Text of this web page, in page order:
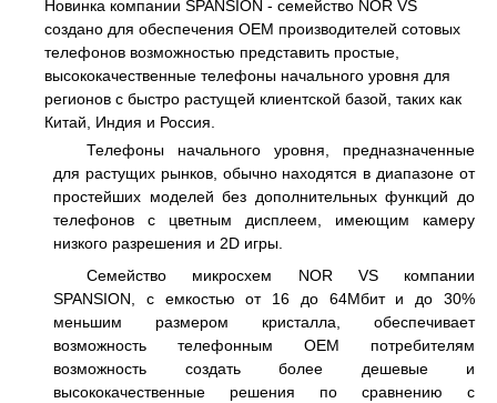
Новинка компании SPANSION - семейство NOR VS
создано для обеспечения OEM производителей сотовых
телефонов возможностью представить простые,
высококачественные телефоны начального уровня для
регионов с быстро растущей клиентской базой, таких как
Китай, Индия и Россия.
Телефоны начального уровня, предназначенные
для растущих рынков, обычно находятся в диапазоне от
простейших моделей без дополнительных функций до
телефонов с цветным дисплеем, имеющим камеру
низкого разрешения и 2D игры.
Семейство микросхем NOR VS компании
SPANSION, с емкостью от 16 до 64Мбит и до 30%
меньшим размером кристалла, обеспечивает
возможность телефонным OEM потребителям
возможность создать более дешевые и
высококачественные решения по сравнению с